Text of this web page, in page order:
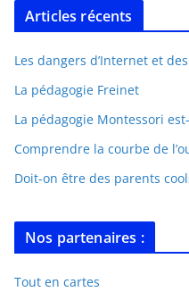
Articles récents
Les dangers d’Internet et
La pédagogie Freinet
La pédagogie Montessori
Comprendre la courbe de
Doit-on être des parents
Nos partenaires :
Tout en cartes